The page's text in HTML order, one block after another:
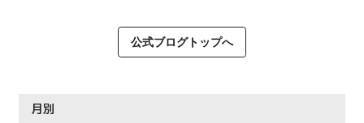
公式ブログトップへ
月別